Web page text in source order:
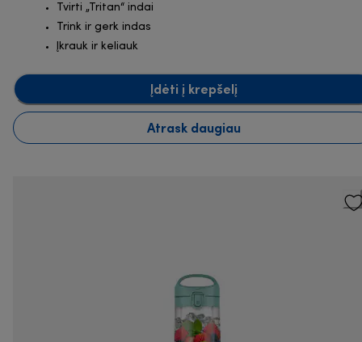
Tvirti „Tritan“ indai
Trink ir gerk indas
Įkrauk ir keliauk
Įdėti į krepšelį
Atrask daugiau